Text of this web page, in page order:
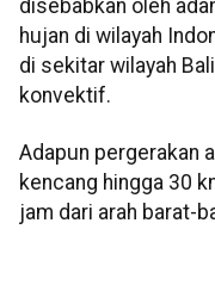
disebabkan oleh
hujan di wilayah
di sekitar wilayah
konvektif.
Adapun pergerakan
kencang hingga 30
jam dari arah barat-